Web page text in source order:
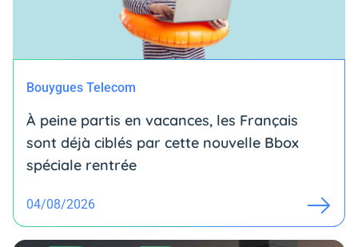
Bouygues Telecom
À peine partis en vacances, les Français
sont déjà ciblés par cette nouvelle Bbox
spéciale rentrée
04/08/2026